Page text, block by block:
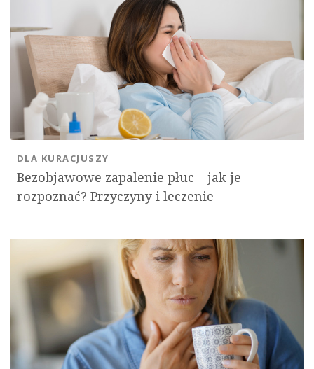
Bezobjawowe zapalenie płuc – jak je
rozpoznać? Przyczyny i leczenie
DLA KURACJUSZY